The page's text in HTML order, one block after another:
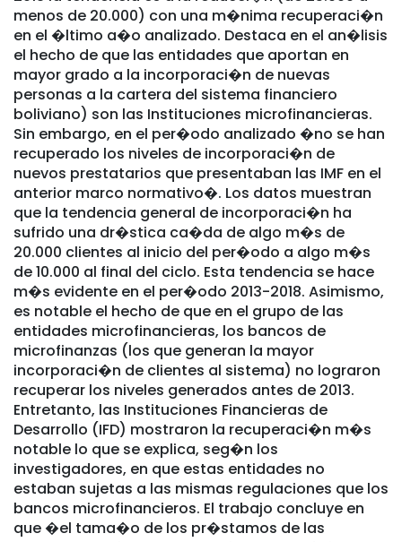
menos de 20.000) con una m�nima recuperaci�n
en el �ltimo a�o analizado. Destaca en el an�lisis
el hecho de que las entidades que aportan en
mayor grado a la incorporaci�n de nuevas
personas a la cartera del sistema financiero
boliviano) son las Instituciones microfinancieras.
Sin embargo, en el per�odo analizado �no se han
recuperado los niveles de incorporaci�n de
nuevos prestatarios que presentaban las IMF en el
anterior marco normativo�. Los datos muestran
que la tendencia general de incorporaci�n ha
sufrido una dr�stica ca�da de algo m�s de
20.000 clientes al inicio del per�odo a algo m�s
de 10.000 al final del ciclo. Esta tendencia se hace
m�s evidente en el per�odo 2013-2018. Asimismo,
es notable el hecho de que en el grupo de las
entidades microfinancieras, los bancos de
microfinanzas (los que generan la mayor
incorporaci�n de clientes al sistema) no lograron
recuperar los niveles generados antes de 2013.
Entretanto, las Instituciones Financieras de
Desarrollo (IFD) mostraron la recuperaci�n m�s
notable lo que se explica, seg�n los
investigadores, en que estas entidades no
estaban sujetas a las mismas regulaciones que los
bancos microfinancieros. El trabajo concluye en
que �el tama�o de los pr�stamos de las